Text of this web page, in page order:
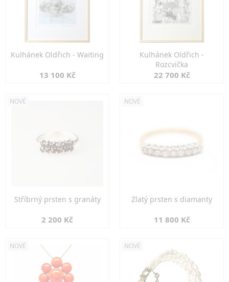
Kulhánek Oldřich - Waiting
13 100 Kč
Kulhánek Oldřich -
Rozcvička
22 700 Kč
NOVÉ
Stříbrný prsten s granáty
2 200 Kč
NOVÉ
Zlatý prsten s diamanty
11 800 Kč
NOVÉ NOVÉ